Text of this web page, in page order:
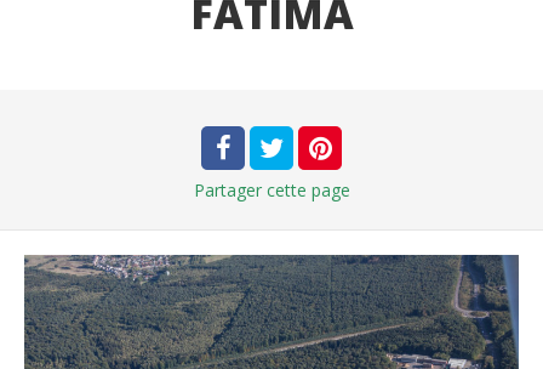
FATIMA
Partager cette page